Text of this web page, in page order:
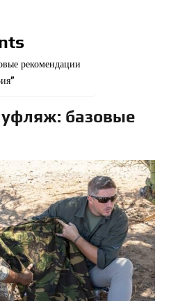
рекомендации
базовые